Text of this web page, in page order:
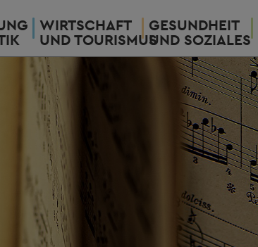
WIRTSCHAFT
UND TOURISMUS
GESUNDHEIT
UND SOZIALES